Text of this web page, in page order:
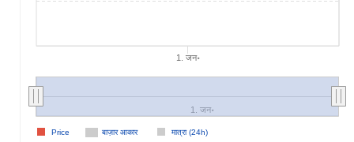
1. जन॰
बाज़ार आकार मात्रा (24h)
Price
1. जन॰